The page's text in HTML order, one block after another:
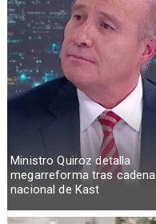
Ministro Quiroz detalla
megarreforma tras cadena
nacional de Kast